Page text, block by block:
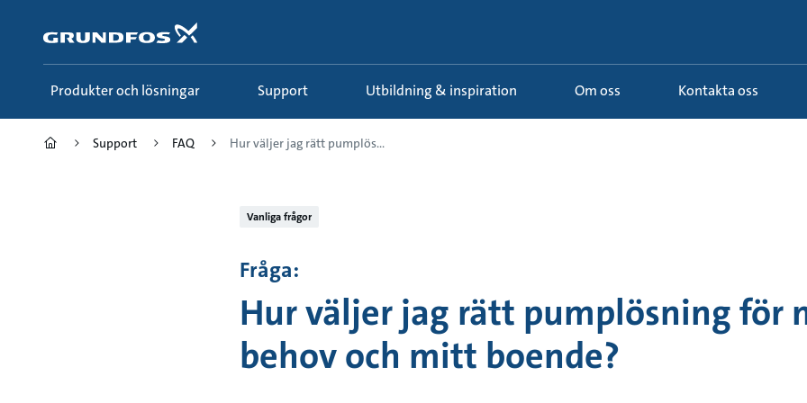
huvudinnehållet
Produkter och lösningar Support Utbildning & inspiration Om oss Kontakta oss
Support FAQ Hur väljer jag rätt pumplös...
Vanliga frågor
Fråga:
Hur väljer jag rätt pumplösning för
behov och mitt boende?